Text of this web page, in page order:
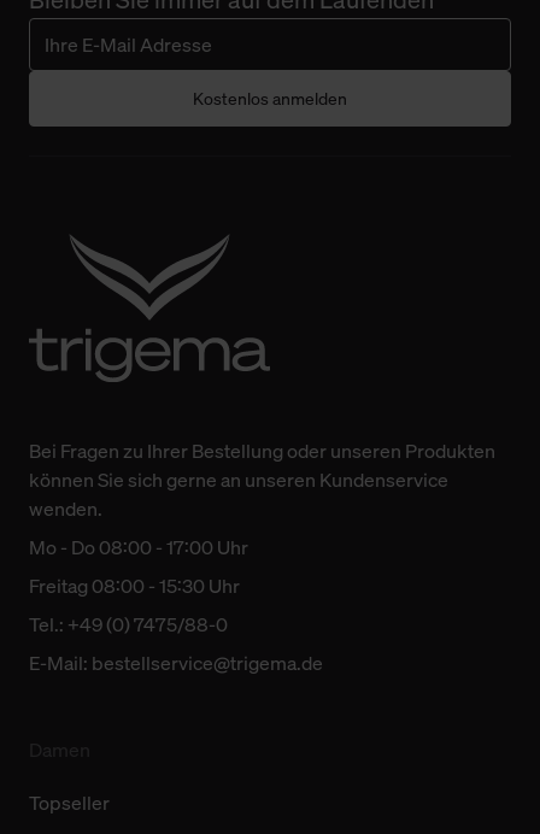
Kostenlos anmelden
Bei Fragen zu Ihrer Bestellung oder unseren Produkten
können Sie sich gerne an unseren Kundenservice
wenden.
Mo - Do 08:00 - 17:00 Uhr
Freitag 08:00 - 15:30 Uhr
Tel.: +49 (0) 7475/88-0
E-Mail: bestellservice@trigema.de
Topseller